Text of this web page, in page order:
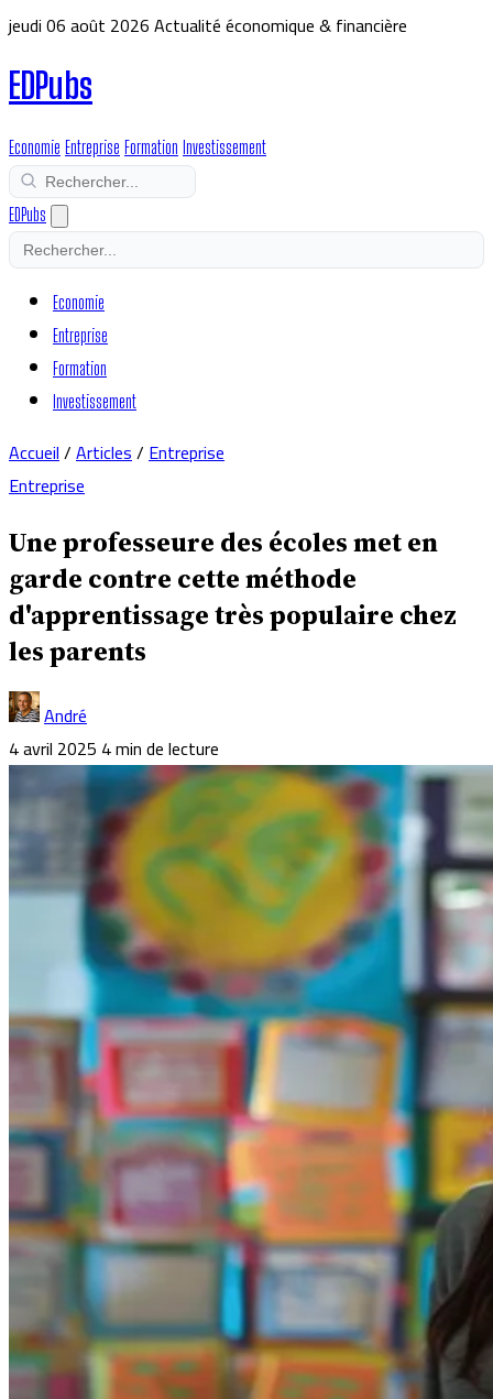
jeudi 06 août 2026Actualité économique & financière
EDPubs
Economie Entreprise Formation Investissement
EDPubs
Economie
Entreprise
Formation
Investissement
Accueil/Articles/Entreprise
Entreprise
Une professeure des écoles met en
garde contre cette méthode
d'apprentissage très populaire chez
les parents
André
4 avril 2025 4 min de lecture